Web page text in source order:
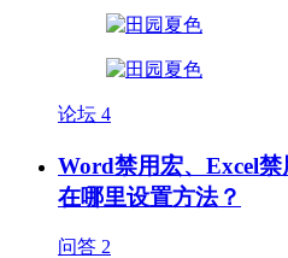
论坛 4
Word禁用宏、Excel
在哪里设置方法？
问答 2